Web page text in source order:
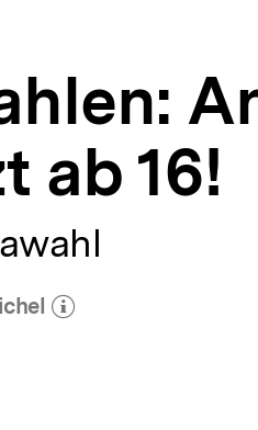
ab 16!
zum Autor)